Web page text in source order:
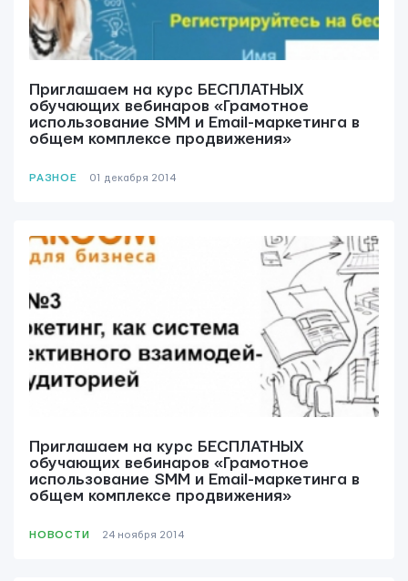
Приглашаем на курс БЕСПЛАТНЫХ
обучающих вебинаров «Грамотное
использование SMM и Email-маркетинга в
общем комплексе продвижения»
РАЗНОЕ 01 декабря 2014
Приглашаем на курс БЕСПЛАТНЫХ
обучающих вебинаров «Грамотное
использование SMM и Email-маркетинга в
общем комплексе продвижения»
НОВОСТИ 24 ноября 2014